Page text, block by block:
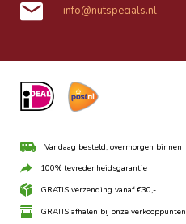
info@nutspecials.nl
Vandaag besteld, overmorgen binnen
100% tevredenheidsgarantie
GRATIS verzending vanaf €30,-
GRATIS afhalen bij onze verkooppunten